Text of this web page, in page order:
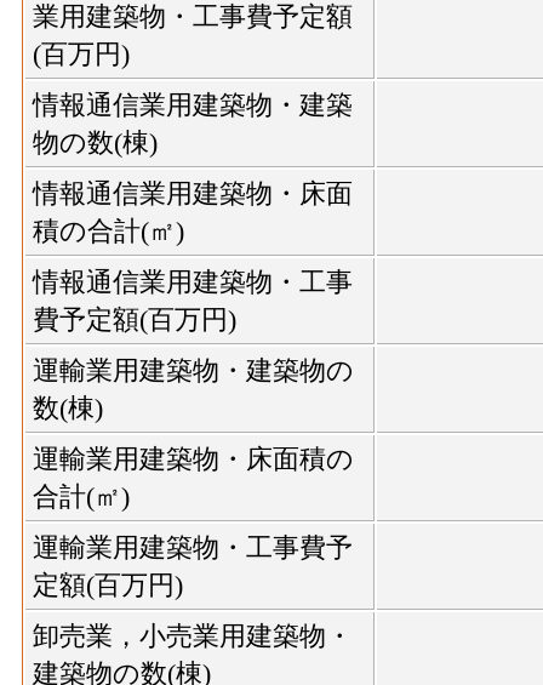
業用建築物・工事費予定額
(百万円)
情報通信業用建築物・建築
物の数(棟)
情報通信業用建築物・床面
積の合計(㎡)
情報通信業用建築物・工事
費予定額(百万円)
運輸業用建築物・建築物の
数(棟)
運輸業用建築物・床面積の
合計(㎡)
運輸業用建築物・工事費予
定額(百万円)
卸売業，小売業用建築物・
建築物の数(棟)